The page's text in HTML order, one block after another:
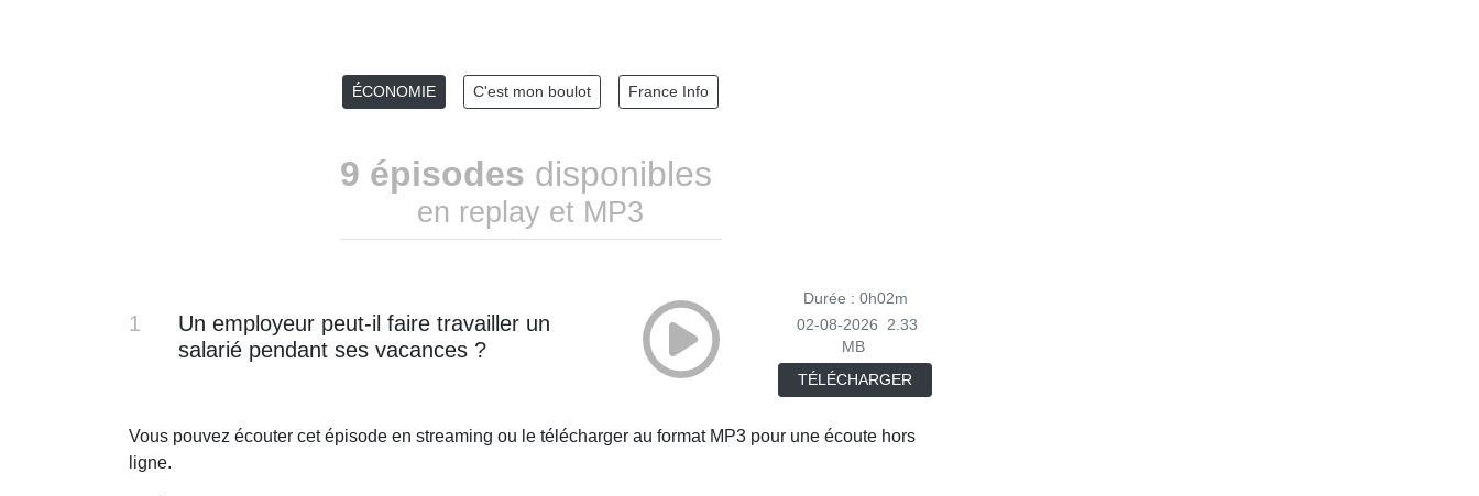
ÉCONOMIE C'est mon boulot France Info
9 épisodes disponibles
en replay et MP3
1
Un employeur peut-il faire travailler un
salarié pendant ses vacances ?
Durée : 0h02m
02-08-2026
2.33
MB
TÉLÉCHARGER
Vous pouvez écouter cet épisode en streaming ou le télécharger au format MP3 pour une écoute hors
ligne.